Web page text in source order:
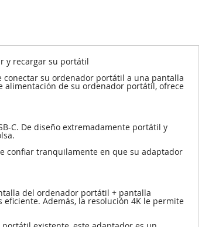
y recargar su portátil
conectar su ordenador portátil a una pantalla
alimentación de su ordenador portátil, ofrece
C. De diseño extremadamente portátil y
confiar tranquilamente en que su adaptador
del ordenador portátil + pantalla
Además, la resolución 4K le permite